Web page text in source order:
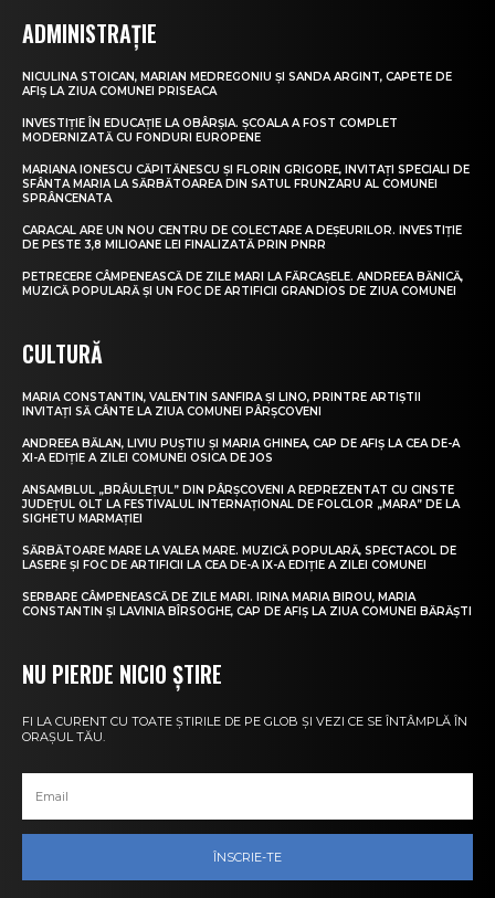
ADMINISTRAȚIE
NICULINA STOICAN, MARIAN MEDREGONIU ȘI SANDA ARGINT, CAPETE DE
AFIȘ LA ZIUA COMUNEI PRISEACA
INVESTIȚIE ÎN EDUCAȚIE LA OBÂRȘIA. ȘCOALA A FOST COMPLET
MODERNIZATĂ CU FONDURI EUROPENE
MARIANA IONESCU CĂPITĂNESCU ȘI FLORIN GRIGORE, INVITAȚI SPECIALI DE
SFÂNTA MARIA LA SĂRBĂTOAREA DIN SATUL FRUNZARU AL COMUNEI
SPRÂNCENATA
CARACAL ARE UN NOU CENTRU DE COLECTARE A DEȘEURILOR. INVESTIȚIE
DE PESTE 3,8 MILIOANE LEI FINALIZATĂ PRIN PNRR
PETRECERE CÂMPENEASCĂ DE ZILE MARI LA FĂRCAȘELE. ANDREEA BĂNICĂ,
MUZICĂ POPULARĂ ȘI UN FOC DE ARTIFICII GRANDIOS DE ZIUA COMUNEI
CULTURĂ
MARIA CONSTANTIN, VALENTIN SANFIRA ȘI LINO, PRINTRE ARTIȘTII
INVITAȚI SĂ CÂNTE LA ZIUA COMUNEI PÂRȘCOVENI
ANDREEA BĂLAN, LIVIU PUȘTIU ȘI MARIA GHINEA, CAP DE AFIȘ LA CEA DE-A
XI-A EDIȚIE A ZILEI COMUNEI OSICA DE JOS
ANSAMBLUL „BRÂULEȚUL” DIN PÂRȘCOVENI A REPREZENTAT CU CINSTE
JUDEȚUL OLT LA FESTIVALUL INTERNAȚIONAL DE FOLCLOR „MARA” DE LA
SIGHETU MARMAȚIEI
SĂRBĂTOARE MARE LA VALEA MARE. MUZICĂ POPULARĂ, SPECTACOL DE
LASERE ȘI FOC DE ARTIFICII LA CEA DE-A IX-A EDIȚIE A ZILEI COMUNEI
SERBARE CÂMPENEASCĂ DE ZILE MARI. IRINA MARIA BIROU, MARIA
CONSTANTIN ȘI LAVINIA BÎRSOGHE, CAP DE AFIȘ LA ZIUA COMUNEI BĂRĂȘTI
NU PIERDE NICIO ȘTIRE
FI LA CURENT CU TOATE ȘTIRILE DE PE GLOB ȘI VEZI CE SE ÎNTÂMPLĂ ÎN
ORAȘUL TĂU.
ÎNSCRIE-TE